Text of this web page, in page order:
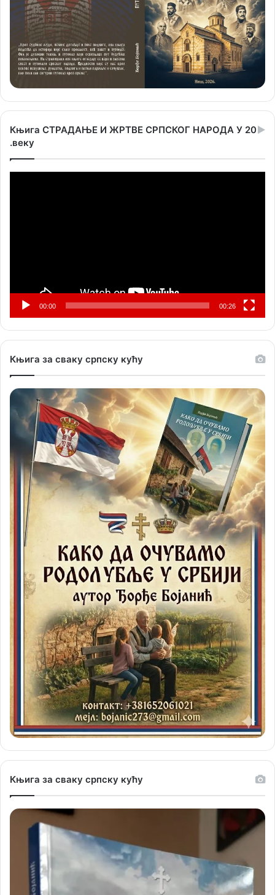
Књига СТРАДАЊЕ И ЖРТВЕ СРПСКОГ НАРОДА У 20
.веку
00:00 00:26
Књига за сваку српску кућу
Књига за сваку српску кућу